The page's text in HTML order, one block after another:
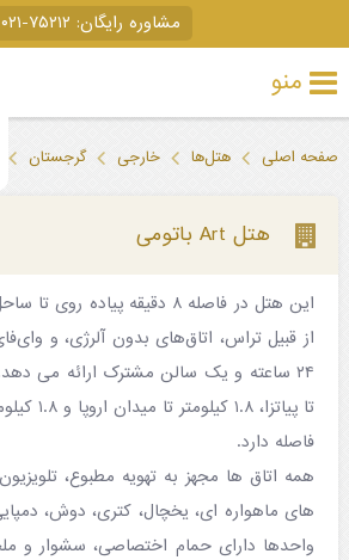
مشاوره رایگان: ۰۲۱-۷۵۲۱۲
منو
تور
تور
آخری
جاذبه‌های
گردشگری
صفحه اصلی هتل‌ها خارجی گرجستان
هتل Art باتومی
این هتل در فاصله ۸ دقیقه پیاده
از قبیل تراس، اتاق‌های بدون آلرژی، و
تا پیاتزا،
فاصله دارد.
همه اتاق ها مجهز به تهویه مطبوع،
های ماهواره ای، یخچال، کتری، دوش،
واحدها دارای حمام اختصاصی، سشوار و